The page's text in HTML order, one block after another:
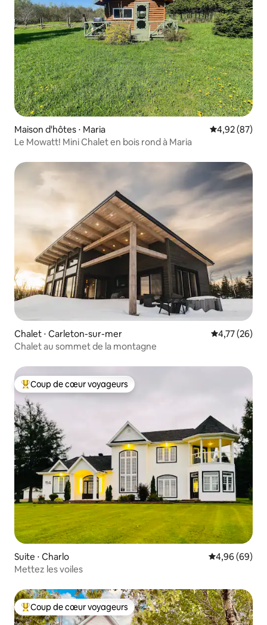
Maison d'hôtes ⋅ Maria Évaluation
4,92 (87)
Le Mowatt! Mini Chalet en bois rond à Maria
Chalet ⋅ Carleton-sur-mer Évaluation
4,77 (26)
Chalet au sommet de la montagne
Coups de cœur voyageurs les plus appréciés
Coup de cœur voyageurs
Suite ⋅ Charlo Évaluation
4,96 (69)
Mettez les voiles
Coups de cœur voyageurs les plus appréciés
Coup de cœur voyageurs